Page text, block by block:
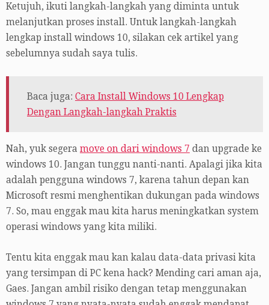
Ketujuh, ikuti langkah-langkah yang diminta untuk
melanjutkan proses install. Untuk langkah-langkah
lengkap install windows 10, silakan cek artikel yang
sebelumnya sudah saya tulis.
Baca juga: Cara Install Windows 10 Lengkap
Dengan Langkah-langkah Praktis
Nah, yuk segera move on dari windows 7 dan upgrade ke
windows 10. Jangan tunggu nanti-nanti. Apalagi jika kita
adalah pengguna windows 7, karena tahun depan kan
Microsoft resmi menghentikan dukungan pada windows
7. So, mau enggak mau kita harus meningkatkan system
operasi windows yang kita miliki.
Tentu kita enggak mau kan kalau data-data privasi kita
yang tersimpan di PC kena hack? Mending cari aman aja,
Gaes. Jangan ambil risiko dengan tetap menggunakan